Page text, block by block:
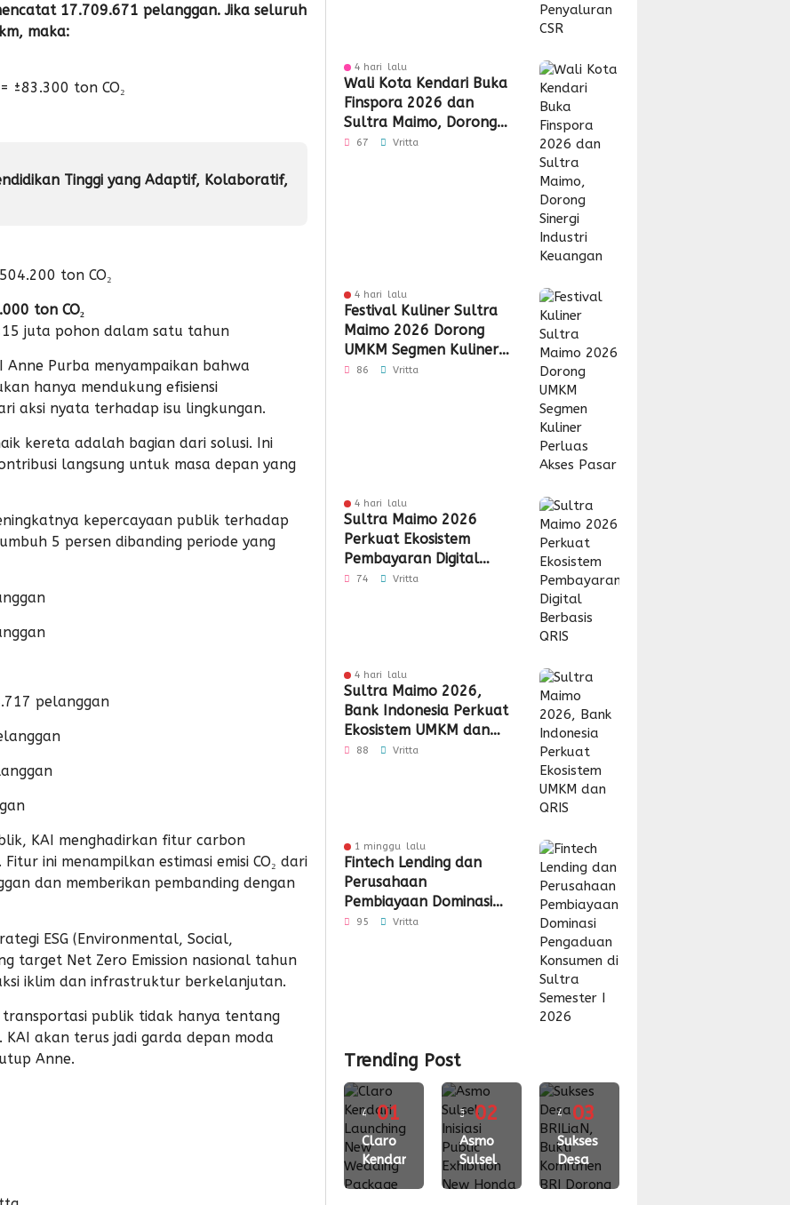
17.709.671 pelanggan. Jika seluruh
maka:
±83.300 ton CO₂
Tinggi yang Adaptif, Kolaboratif,
ton CO₂
ton CO₂
juta pohon dalam satu tahun
Anne Purba menyampaikan bahwa
hanya mendukung efisiensi
aksi nyata terhadap isu lingkungan.
kereta adalah bagian dari solusi. Ini
langsung untuk masa depan yang
kepercayaan publik terhadap
5 persen dibanding periode yang
pelanggan
KAI menghadirkan fitur carbon
ini menampilkan estimasi emisi CO₂ dari
dan memberikan pembanding dengan
ESG (Environmental, Social,
target Net Zero Emission nasional tahun
iklim dan infrastruktur berkelanjutan.
transportasi publik tidak hanya tentang
akan terus jadi garda depan moda
Anne.
4 hari lalu
Wali Kota Kendari Buka
Finspora 2026 dan
Sultra Maimo, Dorong
Sinergi Industri
67 Vritta
4 hari lalu
Festival Kuliner Sultra
Maimo 2026 Dorong
UMKM Segmen Kuliner
Perluas Akses Pasar
86 Vritta
4 hari lalu
Sultra Maimo 2026
Perkuat Ekosistem
Pembayaran Digital
Berbasis QRIS
74 Vritta
4 hari lalu
Sultra Maimo 2026,
Bank Indonesia Perkuat
Ekosistem UMKM dan
QRIS
88 Vritta
1 minggu lalu
Fintech Lending dan
Perusahaan
Pembiayaan Dominasi
Pengaduan Konsumen
95 Vritta
Trending Post
01
4
minggu
lalu
Claro
Kendari
Launching
02
3
minggu
lalu
Asmo
Sulsel
Inisiasi
03
4
minggu
lalu
Sukses
Desa
BRILiaN,